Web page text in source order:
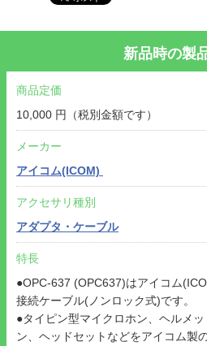
新品時の製
商品定価
10,000 円（税別金額です）
メーカー
アイコム(ICOM)
アクセサリ種別
アダプタ・ケーブル
特長
●OPC-637 (OPC637)はアイコム
接続ケーブル(ノンロック式)です。
●タイピン型マイクロホン、ヘルメ
ン、ヘッドセットなどをアイコム製